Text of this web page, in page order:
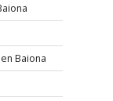
Baiona